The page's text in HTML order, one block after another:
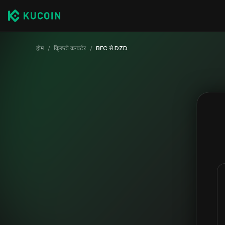
होम / क्रिप्टो कन्वर्टर / BFC से DZD